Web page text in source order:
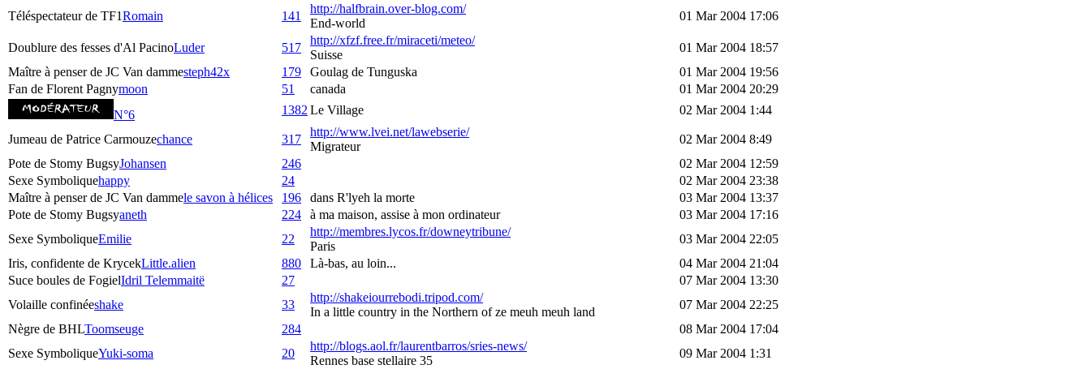
Téléspectateur de TF1Romain 141
http://halfbrain.over-blog.com/
End-world
01 Mar 2004 17:06
Doublure des fesses d'Al PacinoLuder 517
http://xfzf.free.fr/miraceti/meteo/
Suisse
01 Mar 2004 18:57
Maître à penser de JC Van dammesteph42x 179 Goulag de Tunguska
01 Mar 2004 19:56
Fan de Florent Pagnymoon 51 canada
01 Mar 2004 20:29
N°6
1382 Le Village 02 Mar 2004 1:44
Jumeau de Patrice Carmouzechance 317
http://www.lvei.net/lawebserie/
Migrateur
02 Mar 2004 8:49
Pote de Stomy BugsyJohansen 246
02 Mar 2004 12:59
Sexe Symboliquehappy 24
02 Mar 2004 23:38
Maître à penser de JC Van dammele savon à hélices 196 dans R'lyeh la morte
03 Mar 2004 13:37
Pote de Stomy Bugsyaneth 224 à ma maison, assise à mon ordinateur
03 Mar 2004 17:16
Sexe SymboliqueEmilie 22
http://membres.lycos.fr/downeytribune/
Paris
03 Mar 2004 22:05
Iris, confidente de KrycekLittle.alien 880 Là-bas, au loin...
04 Mar 2004 21:04
Suce boules de FogielIdril Telemmaitë 27
07 Mar 2004 13:30
Volaille confinéeshake 33
http://shakeiourrebodi.tripod.com/
In a little country in the Northern of ze meuh meuh land
07 Mar 2004 22:25
Nègre de BHLToomseuge 284
08 Mar 2004 17:04
Sexe SymboliqueYuki-soma 20
http://blogs.aol.fr/laurentbarros/sries-news/
Rennes base stellaire 35
09 Mar 2004 1:31